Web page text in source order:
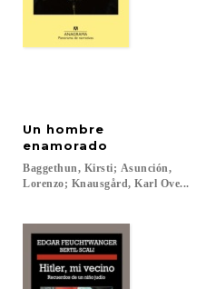
Un hombre
enamorado
Baggethun, Kirsti; Asunción,
Lorenzo; Knausgård, Karl Ove...